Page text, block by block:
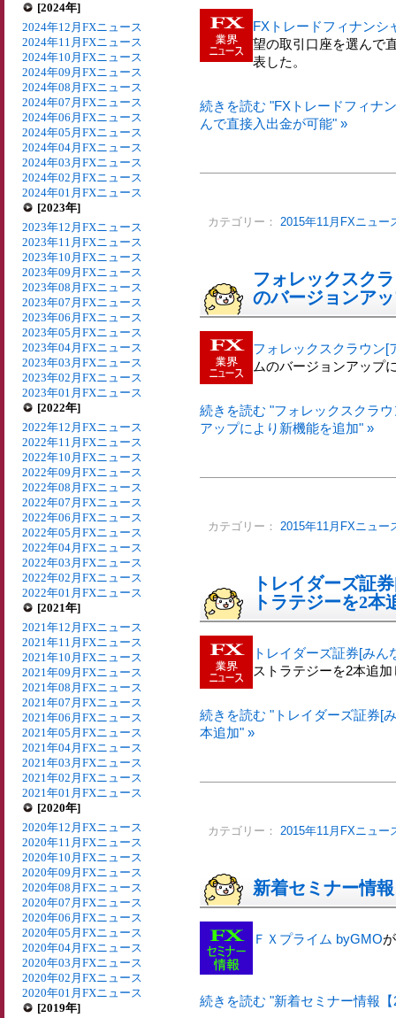
[2024年]
2024年12月FXニュース
2024年11月FXニュース
2024年10月FXニュース
2024年09月FXニュース
2024年08月FXニュース
2024年07月FXニュース
2024年06月FXニュース
2024年05月FXニュース
2024年04月FXニュース
2024年03月FXニュース
2024年02月FXニュース
2024年01月FXニュース
[2023年]
2023年12月FXニュース
2023年11月FXニュース
2023年10月FXニュース
2023年09月FXニュース
2023年08月FXニュース
2023年07月FXニュース
2023年06月FXニュース
2023年05月FXニュース
2023年04月FXニュース
2023年03月FXニュース
2023年02月FXニュース
2023年01月FXニュース
[2022年]
2022年12月FXニュース
2022年11月FXニュース
2022年10月FXニュース
2022年09月FXニュース
2022年08月FXニュース
2022年07月FXニュース
2022年06月FXニュース
2022年05月FXニュース
2022年04月FXニュース
2022年03月FXニュース
2022年02月FXニュース
2022年01月FXニュース
[2021年]
2021年12月FXニュース
2021年11月FXニュース
2021年10月FXニュース
2021年09月FXニュース
2021年08月FXニュース
2021年07月FXニュース
2021年06月FXニュース
2021年05月FXニュース
2021年04月FXニュース
2021年03月FXニュース
2021年02月FXニュース
2021年01月FXニュース
[2020年]
2020年12月FXニュース
2020年11月FXニュース
2020年10月FXニュース
2020年09月FXニュース
2020年08月FXニュース
2020年07月FXニュース
2020年06月FXニュース
2020年05月FXニュース
2020年04月FXニュース
2020年03月FXニュース
2020年02月FXニュース
2020年01月FXニュース
[2019年]
FXトレードフィナンシ
望の取引口座を選んで
表した。
続きを読む "FXトレードフィナ
んで直接入出金が可能" »
カテゴリー： 2015年11月FXニュー
フォレックスク
のバージョンア
フォレックスクラウン[
ムのバージョンアップ
続きを読む "フォレックスクラ
アップにより新機能を追加" »
カテゴリー： 2015年11月FXニュー
トレイダーズ証
トラテジーを2本
トレイダーズ証券[みん
ストラテジーを2本追
続きを読む "トレイダーズ証券[
本追加" »
カテゴリー： 2015年11月FXニュー
新着セミナー情
ＦＸプライム byGMO
続きを読む "新着セミナー情報